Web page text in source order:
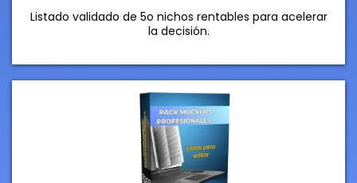
Listado validado de 5o nichos rentables para acelerar
la decisión.